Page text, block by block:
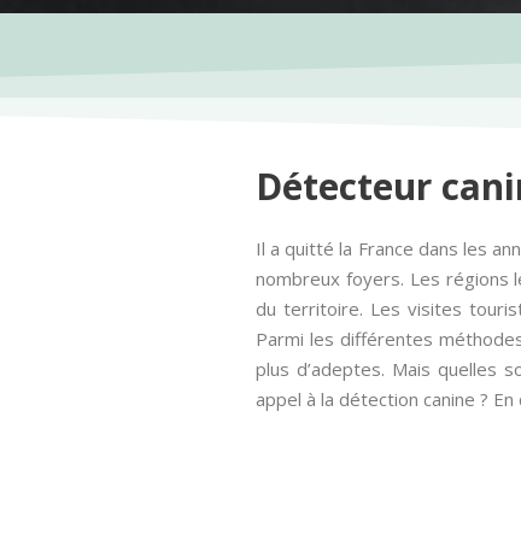
Détecteur
Il a quitté la France dans les
nombreux foyers. Les régions
du territoire. Les visites
Parmi les différentes
plus d’adeptes. Mais quelles
appel à la détection canine ?